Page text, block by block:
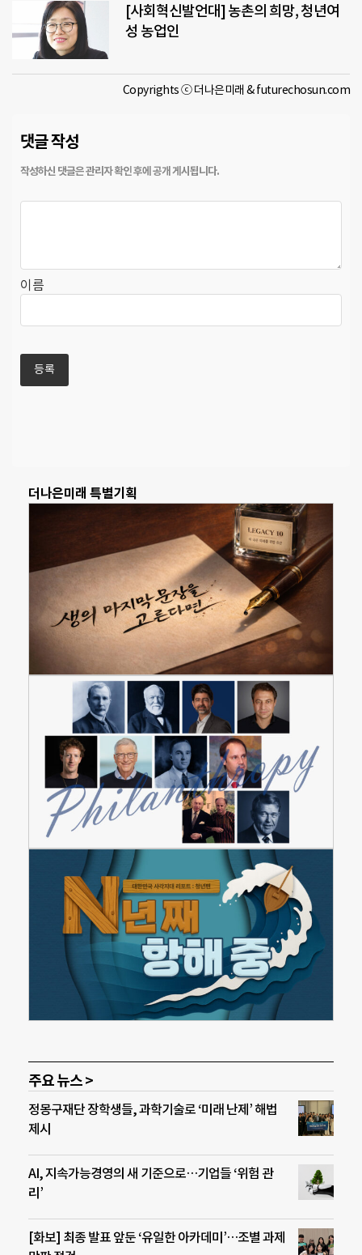
[사회혁신발언대] 농촌의 희망, 청년여
성 농업인
Copyrights ⓒ 더나은미래 & futurechosun.com
댓글 작성
이름
더나은미래 특별기획
주요 뉴스 >
정몽구재단 장학생들, 과학기술로 ‘미래 난제’ 해법
제시
AI, 지속가능경영의 새 기준으로…기업들 ‘위험 관
리’
[화보] 최종 발표 앞둔 ‘유일한 아카데미’…조별 과제